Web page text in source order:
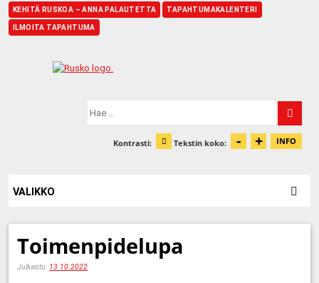
KEHITÄ RUSKOA – ANNA PALAUTETTA TAPAHTUMAKALENTERI
ILMOITA TAPAHTUMA
Hae:
Kontrasti: Muuta kontrastia
Tekstin koko: - + INFO
VALIKKO
Toimenpidelupa
Julkaistu: 13.10.2022